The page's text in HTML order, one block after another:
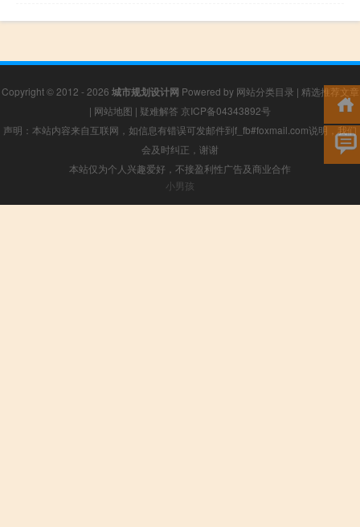
Copyright © 2012 - 2026 城市规划设计网 Powered by 网站分类目录 | 精选推荐文章
| 网站地图 | 疑难解答 京ICP备04343892号
声明：本站内容来自互联网，如信息有错误可发邮件到f_fb#foxmail.com说明，我们
会及时纠正，谢谢
本站仅为个人兴趣爱好，不接盈利性广告及商业合作
小男孩